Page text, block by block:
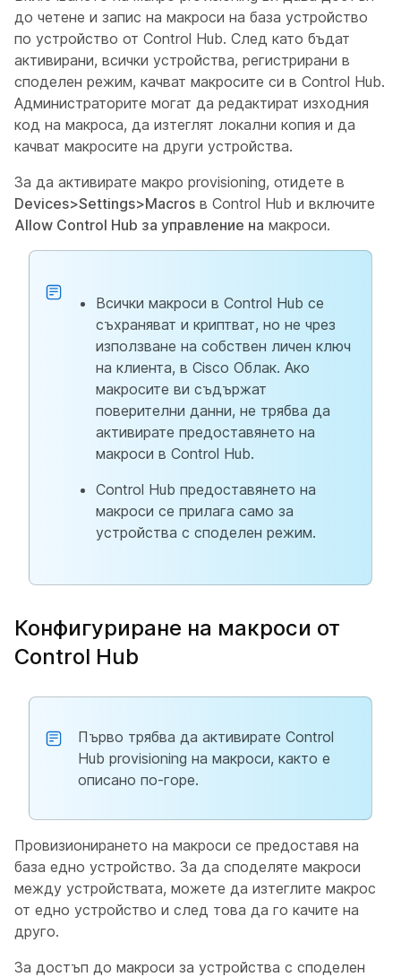
до четене и запис на макроси на база устройство
по устройство от Control Hub. След като бъдат
активирани, всички устройства, регистрирани в
споделен режим, качват макросите си в Control Hub.
Администраторите могат да редактират изходния
код на макроса, да изтеглят локални копия и да
качват макросите на други устройства.
За да активирате макро provisioning, отидете в
Devices>Settings>Macros в Control Hub и включите
Allow Control Hub за управление на макроси.
Всички макроси в Control Hub се
съхраняват и криптват, но не чрез
използване на собствен личен ключ
на клиента, в Cisco Облак. Ако
макросите ви съдържат
поверителни данни, не трябва да
активирате предоставянето на
макроси в Control Hub.
Control Hub предоставянето на
макроси се прилага само за
устройства с споделен режим.
Конфигуриране на макроси от
Control Hub
Първо трябва да активирате Control
Hub provisioning на макроси, както е
описано по-горе.
Провизионирането на макроси се предоставя на
база едно устройство. За да споделяте макроси
между устройствата, можете да изтеглите макрос
от едно устройство и след това да го качите на
друго.
За достъп до макроси за устройства с споделен